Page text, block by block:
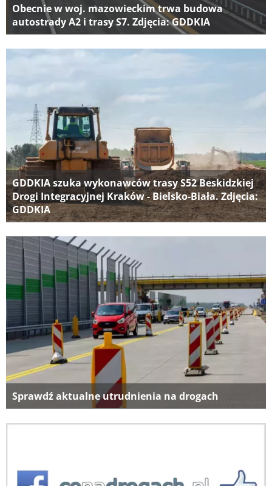
Obecnie w woj. mazowieckim trwa budowa
autostrady A2 i trasy S7. Zdjęcia: GDDKIA
GDDKIA szuka wykonawców trasy S52 Beskidzkiej
Drogi Integracyjnej Kraków - Bielsko-Biała. Zdjęcia:
GDDKIA
Sprawdź aktualne utrudnienia na drogach